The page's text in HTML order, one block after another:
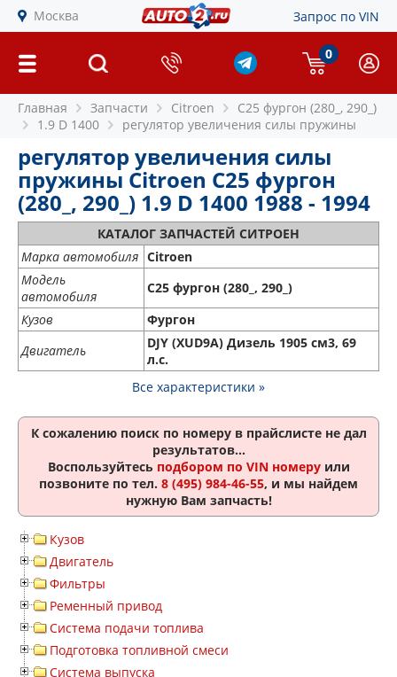
Москва Запрос по VIN
0
Главная Запчасти Citroen
C25 фургон (280_, 290_)
1.9 D 1400
регулятор увеличения силы пружины
регулятор увеличения силы
пружины Citroen C25 фургон
(280_, 290_) 1.9 D 1400 1988 - 1994
КАТАЛОГ ЗАПЧАСТЕЙ СИТРОЕН
Марка автомобиля Citroen
Модель
автомобиля
C25 фургон (280_, 290_)
Кузов
Фургон
Двигатель
DJY (XUD9A) Дизель 1905 см3, 69
л.с.
Все характеристики »
К сожалению поиск по номеру в прайслисте не дал
результатов...
Воспользуйтесь подбором по VIN номеруили
позвоните по тел. 8 (495) 984-46-55, и мы найдем
нужную Вам запчасть!
Кузов
Двигатель
Фильтры
Ременный привод
Система подачи топлива
Подготовка топливной смеси
Система выпуска